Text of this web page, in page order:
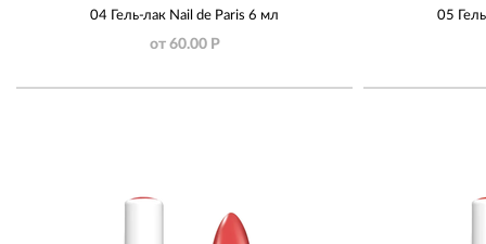
04 Гель-лак Nail de Paris 6 мл
от 60.00 Р
05